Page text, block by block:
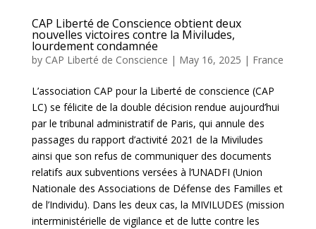
CAP Liberté de Conscience obtient deux
nouvelles victoires contre la Miviludes,
lourdement condamnée
by CAP Liberté de Conscience | May 16, 2025 | France
L’association CAP pour la Liberté de conscience (CAP
LC) se félicite de la double décision rendue aujourd’hui
par le tribunal administratif de Paris, qui annule des
passages du rapport d’activité 2021 de la Miviludes
ainsi que son refus de communiquer des documents
relatifs aux subventions versées à l’UNADFI (Union
Nationale des Associations de Défense des Familles et
de l’Individu). Dans les deux cas, la MIVILUDES (mission
interministérielle de vigilance et de lutte contre les